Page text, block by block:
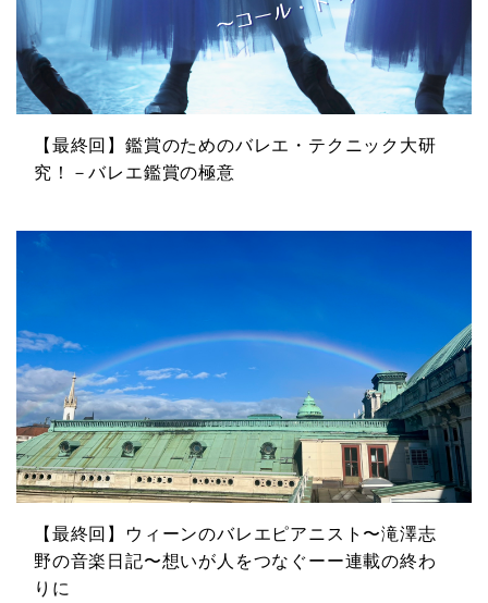
【最終回】鑑賞のためのバレエ・テクニック大研
究！－バレエ鑑賞の極意
【最終回】ウィーンのバレエピアニスト〜滝澤志
野の音楽日記〜想いが人をつなぐーー連載の終わ
りに